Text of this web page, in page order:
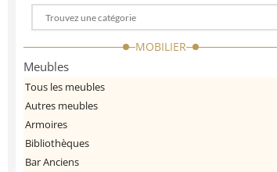
Choose
MOBILIER
Meubles
Tous les meubles
Autres meubles
Armoires
Bibliothèques
Bar Anciens